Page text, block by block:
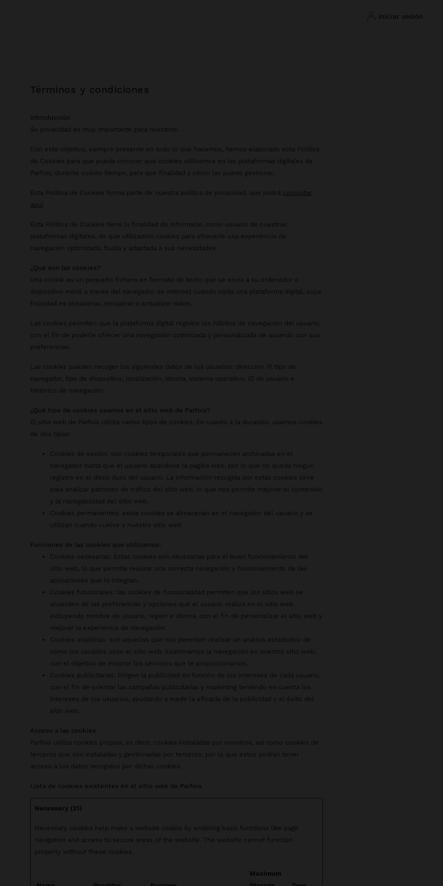
iniciar sesión
términos y condiciones
Introducción
Su privacidad es muy importante para nosotros.
Con este objetivo, siempre presente en todo lo que hacemos, hemos elaborado esta Política
de Cookies para que pueda conocer qué cookies utilizamos en las plataformas digitales de
Parfois, durante cuánto tiempo, para qué finalidad y cómo las puede gestionar.
Esta Política de Cookies forma parte de nuestra política de privacidad, que podrá consultar
aquí
Esta Política de Cookies tiene la finalidad de informarle, como usuario de nuestras
plataformas digitales, de que utilizamos cookies para ofrecerle una experiencia de
navegación optimizada, fluida y adaptada a sus necesidades.
¿Qué son las cookies?
Una cookie es un pequeño fichero en formato de texto que se envía a su ordenador o
dispositivo móvil a través del navegador de internet cuando visita una plataforma digital, cuya
finalidad es almacenar, recuperar o actualizar datos.
Las cookies permiten que la plataforma digital registre los hábitos de navegación del usuario,
con el fin de poderle ofrecer una navegación optimizada y personalizada de acuerdo con sus
preferencias.
Las cookies pueden recoger los siguientes datos de los usuarios: dirección IP, tipo de
navegador, tipo de dispositivo, localización, idioma, sistema operativo, ID de usuario e
histórico de navegación.
¿Qué tipo de cookies usamos en el sitio web de Parfois?
El sitio web de Parfois utiliza varios tipos de cookies. En cuanto a la duración, usamos cookies
de dos tipos:
Cookies de sesión: son cookies temporales que permanecen archivadas en el
navegador hasta que el usuario abandone la página web, por lo que no queda ningún
registro en el disco duro del usuario. La información recogida por estas cookies sirve
para analizar patrones de tráfico del sitio web, lo que nos permite mejorar el contenido
y la navegabilidad del sitio web.
Cookies permanentes: estas cookies se almacenan en el navegador del usuario y se
utilizan cuando vuelve a nuestro sitio web.
Funciones de las cookies que utilizamos:
Cookies necesarias: Estas cookies son necesarias para el buen funcionamiento del
sitio web, lo que permite realizar una correcta navegación y funcionamiento de las
aplicaciones que lo integran.
Cookies funcionales: las cookies de funcionalidad permiten que los sitios web se
acuerden de las preferencias y opciones que el usuario realiza en el sitio web,
incluyendo nombre de usuario, región e idioma, con el fin de personalizar el sitio web y
mejorar la experiencia de navegación.
Cookies analíticas: son aquellas que nos permiten realizar un análisis estadístico de
cómo los usuarios usan el sitio web. Examinamos la navegación en nuestro sitio web,
con el objetivo de mejorar los servicios que le proporcionamos.
Cookies publicitarias: Dirigen la publicidad en función de los intereses de cada usuario,
con el fin de orientar las campañas publicitarias y marketing teniendo en cuenta los
intereses de los usuarios, ayudando a medir la eficacia de la publicidad y el éxito del
sitio web.
Acceso a las cookies
Parfois utiliza cookies propias, es decir, cookies instaladas por nosotros, así como cookies de
terceros que son instaladas y gestionadas por terceros, por lo que estos podrán tener
acceso a los datos recogidos por dichas cookies.
Lista de cookies existentes en el sitio web de Parfois
Necessary (21)
Necessary cookies help make a website usable by enabling basic functions like page
navigation and access to secure areas of the website. The website cannot function
properly without these cookies.
Maximum